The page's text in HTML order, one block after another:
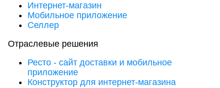
Интернет-магазин
Мобильное приложение
Селлер
Отраслевые решения
Ресто - сайт доставки и мобильное
приложение
Конструктор для интернет-магазина